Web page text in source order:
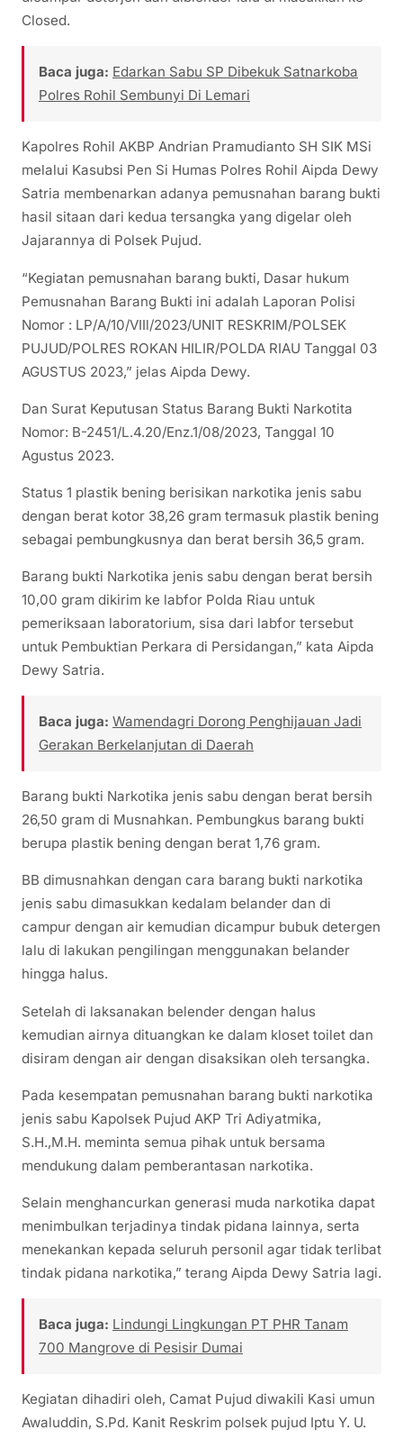
Closed.
Baca juga: Edarkan Sabu SP Dibekuk Satnarkoba
Polres Rohil Sembunyi Di Lemari
Kapolres Rohil AKBP Andrian Pramudianto SH SIK MSi
melalui Kasubsi Pen Si Humas Polres Rohil Aipda Dewy
Satria membenarkan adanya pemusnahan barang bukti
hasil sitaan dari kedua tersangka yang digelar oleh
Jajarannya di Polsek Pujud.
“Kegiatan pemusnahan barang bukti, Dasar hukum
Pemusnahan Barang Bukti ini adalah Laporan Polisi
Nomor : LP/A/10/VIIl/2023/UNIT RESKRIM/POLSEK
PUJUD/POLRES ROKAN HILIR/POLDA RIAU Tanggal 03
AGUSTUS 2023,” jelas Aipda Dewy.
Dan Surat Keputusan Status Barang Bukti Narkotita
Nomor: B-2451/L.4.20/Enz.1/08/2023, Tanggal 10
Agustus 2023.
Status 1 plastik bening berisikan narkotika jenis sabu
dengan berat kotor 38,26 gram termasuk plastik bening
sebagai pembungkusnya dan berat bersih 36,5 gram.
Barang bukti Narkotika jenis sabu dengan berat bersih
10,00 gram dikirim ke labfor Polda Riau untuk
pemeriksaan laboratorium, sisa dari labfor tersebut
untuk Pembuktian Perkara di Persidangan,” kata Aipda
Dewy Satria.
Baca juga: Wamendagri Dorong Penghijauan Jadi
Gerakan Berkelanjutan di Daerah
Barang bukti Narkotika jenis sabu dengan berat bersih
26,50 gram di Musnahkan. Pembungkus barang bukti
berupa plastik bening dengan berat 1,76 gram.
BB dimusnahkan dengan cara barang bukti narkotika
jenis sabu dimasukkan kedalam belander dan di
campur dengan air kemudian dicampur bubuk detergen
lalu di lakukan pengilingan menggunakan belander
hingga halus.
Setelah di laksanakan belender dengan halus
kemudian airnya dituangkan ke dalam kloset toilet dan
disiram dengan air dengan disaksikan oleh tersangka.
Pada kesempatan pemusnahan barang bukti narkotika
jenis sabu Kapolsek Pujud AKP Tri Adiyatmika,
S.H.,M.H. meminta semua pihak untuk bersama
mendukung dalam pemberantasan narkotika.
Selain menghancurkan generasi muda narkotika dapat
menimbulkan terjadinya tindak pidana lainnya, serta
menekankan kepada seluruh personil agar tidak terlibat
tindak pidana narkotika,” terang Aipda Dewy Satria lagi.
Baca juga: Lindungi Lingkungan PT PHR Tanam
700 Mangrove di Pesisir Dumai
Kegiatan dihadiri oleh, Camat Pujud diwakili Kasi umun
Awaluddin, S.Pd. Kanit Reskrim polsek pujud Iptu Y. U.